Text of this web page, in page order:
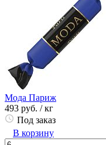
Мода Париж
493 руб. / кг
Под заказ
В корзину